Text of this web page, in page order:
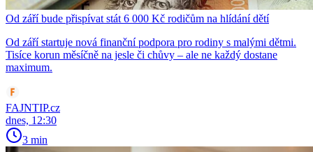
Od září bude přispívat stát 6 000 Kč rodičům na hlídání dětí
Od září startuje nová finanční podpora pro rodiny s malými dětmi.
Tisíce korun měsíčně na jesle či chůvy – ale ne každý dostane
maximum.
FAJNTIP.cz
dnes, 12:30
3 min